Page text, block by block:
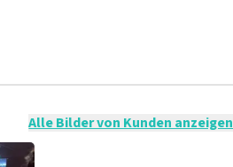
abzugeben, wenn du keine
Alle Bilder von Kunden anzeigen